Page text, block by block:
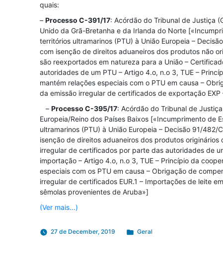
quais:
– Processo C-391/17: Acórdão do Tribunal de Justiça
Unido da Grã-Bretanha e da Irlanda do Norte
territórios ultramarinos (PTU) à União Europeia –
com isenção de direitos aduaneiros dos produtos não
são reexportados em natureza para a União –
autoridades de um PTU – Artigo 4.o, n.o 3, TUE –
mantém relações especiais com o PTU em causa –
da emissão irregular de certificados de exportação
– Processo C-395/17: Acórdão do Tribunal de
Europeia/Reino dos Países Baixos [«Incumprimento de
ultramarinos (PTU) à União Europeia – Decisão 91/482/
isenção de direitos aduaneiros dos produtos originários
irregular de certificados por parte das autoridades de
importação – Artigo 4.o, n.o 3, TUE – Princípio da
especiais com os PTU em causa – Obrigação de
irregular de certificados EUR.1 – Importações de leite
sêmolas provenientes de Aruba»]
(Ver mais…)
27 de December, 2019
Posted
Geral